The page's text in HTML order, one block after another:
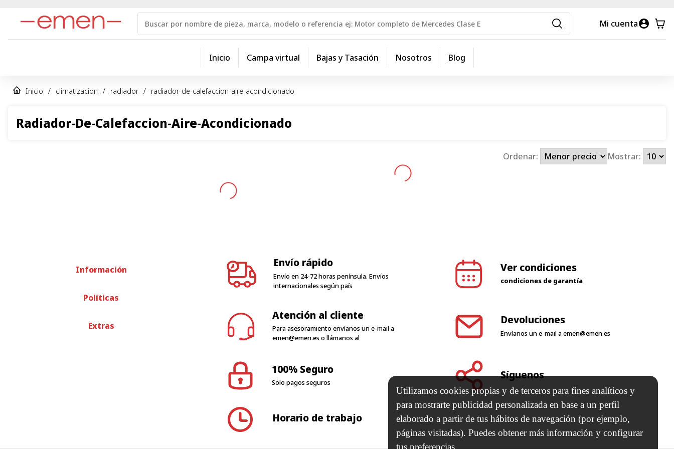
Mi cuenta
Inicio Campa virtual Bajas y Tasación Nosotros Blog
Inicio / climatizacion / radiador / radiador-de-calefaccion-aire-acondicionado
Radiador-De-Calefaccion-Aire-Acondicionado
Ordenar: Mostrar:
Información
Políticas
Extras
Envío rápido
Envío en 24-72 horas península. Envíos
internacionales según país
Ver condiciones
condiciones de garantía
Atención al cliente
Para asesoramiento envíanos un e-mail a
emen@emen.es o llámanos al
Devoluciones
Envíanos un e-mail aemen@emen.es
100% Seguro
Solo pagos seguros
Síguenos
Horario de trabajo
Utilizamos cookies propias y de terceros para fines analíticos y
para mostrarte publicidad personalizada en base a un perfil
elaborado a partir de tus hábitos de navegación (por ejemplo,
páginas visitadas). Puedes obtener más información y configurar
tus preferencias.